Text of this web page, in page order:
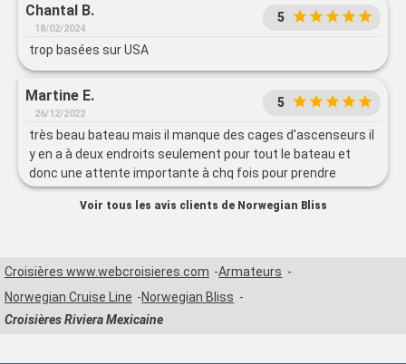
Chantal B.
18/02/2024
5
trop basées sur USA
Martine E.
26/12/2022
5
très beau bateau mais il manque des cages d'ascenseurs il
y en a à deux endroits seulement pour tout le bateau et
donc une attente importante à chq fois pour prendre
l'ascenseur
Voir tous les avis clients de Norwegian Bliss
Croisières www.webcroisieres.com
Armateurs
Norwegian Cruise Line
Norwegian Bliss
Croisières Riviera Mexicaine